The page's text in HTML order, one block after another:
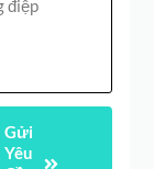
Gửi
Yêu